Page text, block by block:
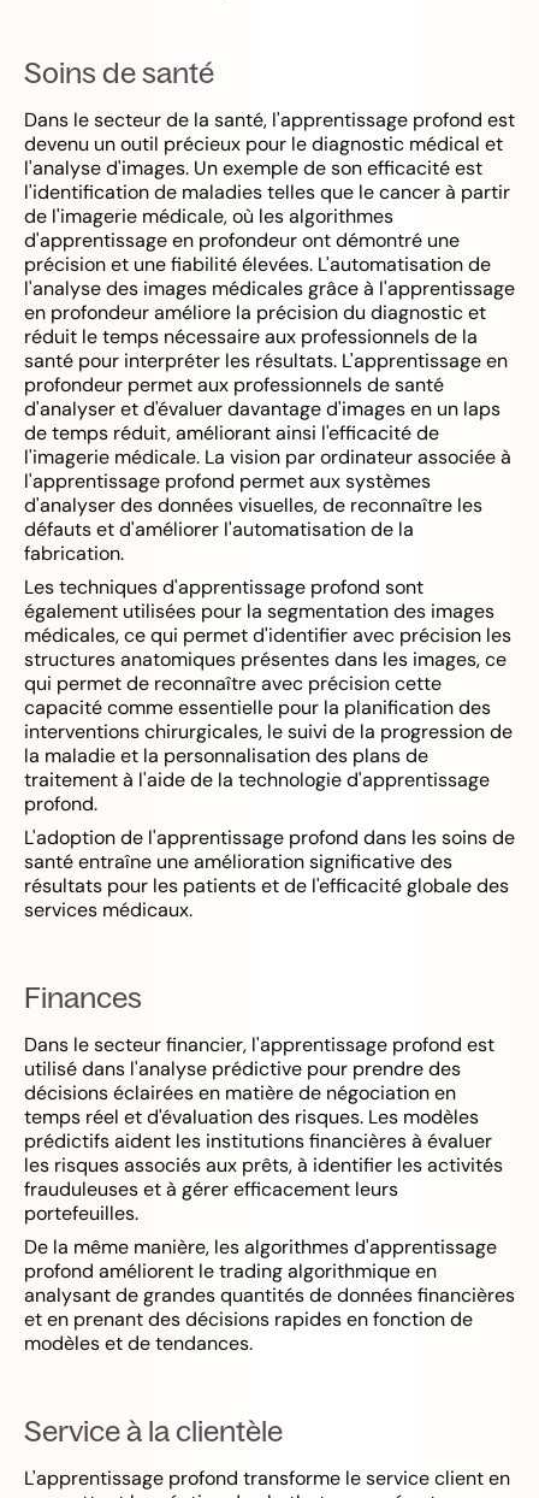
Soins de santé
Dans le secteur de la santé, l'apprentissage profond est
devenu un outil précieux pour le diagnostic médical et
l'analyse d'images. Un exemple de son efficacité est
l'identification de maladies telles que le cancer à partir
de l'imagerie médicale, où les algorithmes
d'apprentissage en profondeur ont démontré une
précision et une fiabilité élevées. L'automatisation de
l'analyse des images médicales grâce à l'apprentissage
en profondeur améliore la précision du diagnostic et
réduit le temps nécessaire aux professionnels de la
santé pour interpréter les résultats. L'apprentissage en
profondeur permet aux professionnels de santé
d'analyser et d'évaluer davantage d'images en un laps
de temps réduit, améliorant ainsi l'efficacité de
l'imagerie médicale. La vision par ordinateur associée à
l'apprentissage profond permet aux systèmes
d'analyser des données visuelles, de reconnaître les
défauts et d'améliorer l'automatisation de la
fabrication.
Les techniques d'apprentissage profond sont
également utilisées pour la segmentation des images
médicales, ce qui permet d'identifier avec précision les
structures anatomiques présentes dans les images, ce
qui permet de reconnaître avec précision cette
capacité comme essentielle pour la planification des
interventions chirurgicales, le suivi de la progression de
la maladie et la personnalisation des plans de
traitement à l'aide de la technologie d'apprentissage
profond.
L'adoption de l'apprentissage profond dans les soins de
santé entraîne une amélioration significative des
résultats pour les patients et de l'efficacité globale des
services médicaux.
Finances
Dans le secteur financier, l'apprentissage profond est
utilisé dans l'analyse prédictive pour prendre des
décisions éclairées en matière de négociation en
temps réel et d'évaluation des risques. Les modèles
prédictifs aident les institutions financières à évaluer
les risques associés aux prêts, à identifier les activités
frauduleuses et à gérer efficacement leurs
portefeuilles.
De la même manière, les algorithmes d'apprentissage
profond améliorent le trading algorithmique en
analysant de grandes quantités de données financières
et en prenant des décisions rapides en fonction de
modèles et de tendances.
Service à la clientèle
L'apprentissage profond transforme le service client en